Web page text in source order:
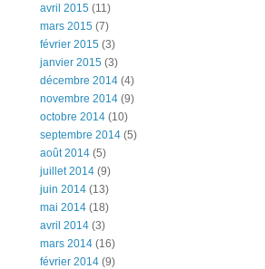
avril 2015 (11)
mars 2015 (7)
février 2015 (3)
janvier 2015 (3)
décembre 2014 (4)
novembre 2014 (9)
octobre 2014 (10)
septembre 2014 (5)
août 2014 (5)
juillet 2014 (9)
juin 2014 (13)
mai 2014 (18)
avril 2014 (3)
mars 2014 (16)
février 2014 (9)